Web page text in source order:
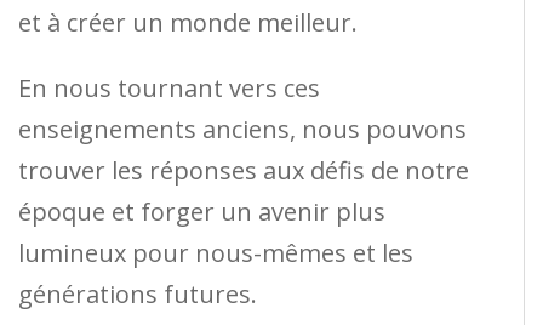
et à créer un monde meilleur.
En nous tournant vers ces
enseignements anciens, nous pouvons
trouver les réponses aux défis de notre
époque et forger un avenir plus
lumineux pour nous-mêmes et les
générations futures.